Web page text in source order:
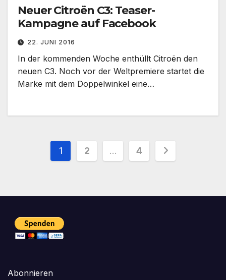
Neuer Citroën C3: Teaser-
Kampagne auf Facebook
22. JUNI 2016
In der kommenden Woche enthüllt Citroën den
neuen C3. Noch vor der Weltpremiere startet die
Marke mit dem Doppelwinkel eine…
Seitennummerierung
Beiträge
1 2 … 4
Abonnieren